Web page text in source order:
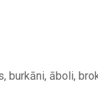
burkāni, āboli,